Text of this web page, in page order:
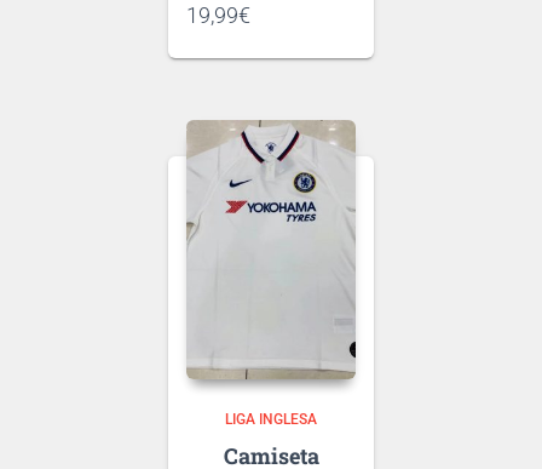
guía de tallas
nombre y número
para tu camiseta, bien
personalizado o bien
de algún jugador, lo
que escribas será lo
presentado la nueva
de la temporada
usaremos la de …
19,99€
LIGA INGLESA